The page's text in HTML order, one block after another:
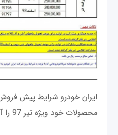
ایران خودرو شرایط پیش
محصولات خود ویژه تیر 97 را آغاز کرد.